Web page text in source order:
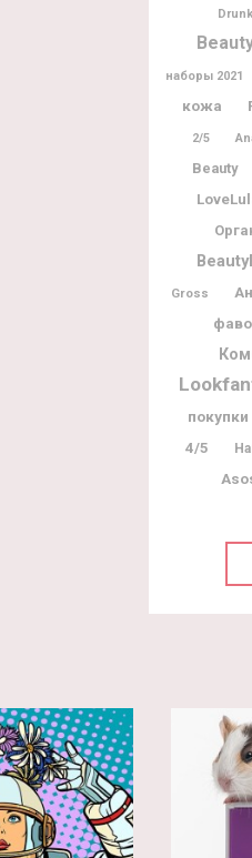
наборы 2021
кожа
2/5
Beauty
Gross
покупки
4/5